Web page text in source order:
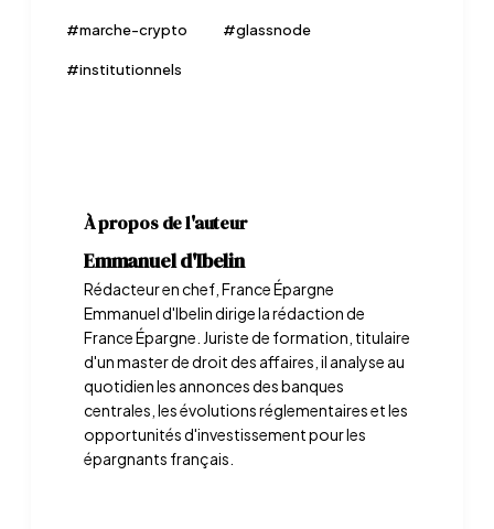
#marche-crypto #glassnode
#institutionnels
À propos de l'auteur
Emmanuel d'Ibelin
Rédacteur en chef, France Épargne
Emmanuel d'Ibelin dirige la rédaction de
France Épargne. Juriste de formation, titulaire
d'un master de droit des affaires, il analyse au
quotidien les annonces des banques
centrales, les évolutions réglementaires et les
opportunités d'investissement pour les
épargnants français.